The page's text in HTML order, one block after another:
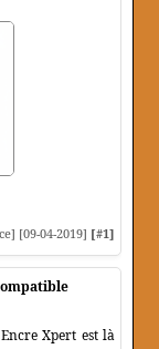
[09-04-2019] [#1]
Xpert est là